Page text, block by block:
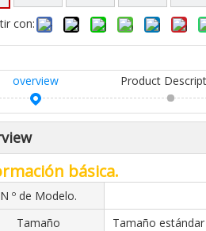
con:
overview Product
básica.
N º de Modelo.
Tamaño
Tamaño estándar